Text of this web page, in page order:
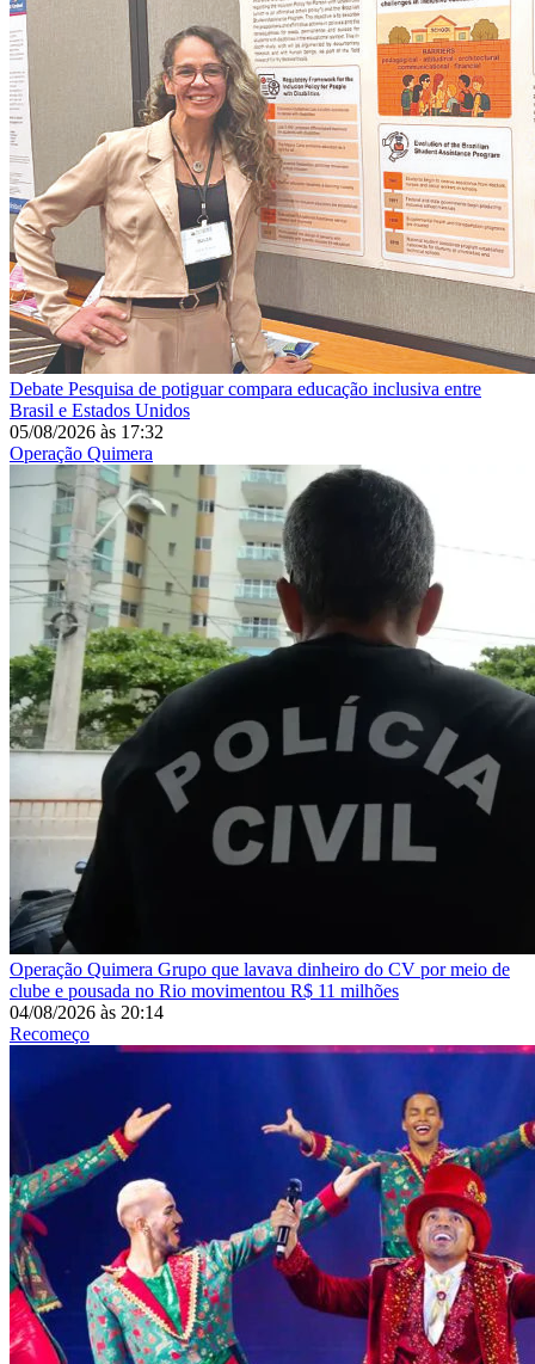
Debate Pesquisa de potiguar compara educação inclusiva entre
Brasil e Estados Unidos
05/08/2026 às 17:32
Operação Quimera
Operação Quimera Grupo que lavava dinheiro do CV por meio de
clube e pousada no Rio movimentou R$ 11 milhões
04/08/2026 às 20:14
Recomeço